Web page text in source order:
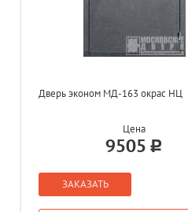
Дверь эконом МД-163 окрас НЦ
Цена
9505
ЗАКАЗАТЬ